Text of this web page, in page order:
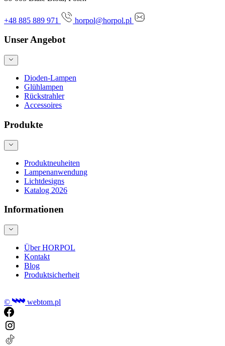
+48 885 889 971 horpol@horpol.pl
Unser Angebot
Dioden-Lampen
Glühlampen
Rückstrahler
Accessoires
Produkte
Produktneuheiten
Lampenanwendung
Lichtdesigns
Katalog 2026
Informationen
Über HORPOL
Kontakt
Blog
Produktsicherheit
© webtom.pl